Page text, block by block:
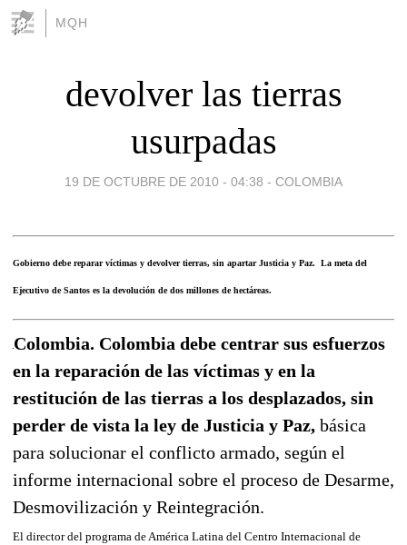
MQH
devolver las tierras
usurpadas
19 DE OCTUBRE DE 2010 - 04:38 - COLOMBIA
Gobierno debe reparar víctimas y devolver tierras, sin apartar Justicia y Paz. La meta del
Ejecutivo de Santos es la devolución de dos millones de hectáreas.
Colombia. Colombia debe centrar sus esfuerzos
en la reparación de las víctimas y en la
restitución de las tierras a los desplazados, sin
perder de vista la ley de Justicia y Paz, básica
para solucionar el conflicto armado, según el
informe internacional sobre el proceso de Desarme,
Desmovilización y Reintegración.
El director del programa de América Latina del Centro Internacional de